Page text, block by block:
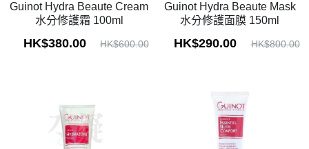
Guinot Hydra Beaute Cream
水分修護霜 100ml
HK$380.00 HK$600.00
Guinot Hydra Beaute Mask
水分修護面膜 150ml
HK$290.00 HK$800.00